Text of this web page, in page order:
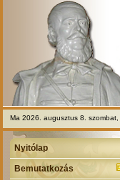
Ma 2026. augusztus 8. szombat,
Nyitólap
Bemutatkozás